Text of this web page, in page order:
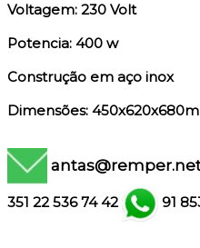
Voltagem: 230 Volt
Potencia: 400 w
Construção em aço inox
Dimensões:
351 22 536 74 42 91